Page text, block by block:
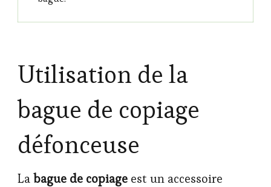
Utilisation de la
bague de copiage
défonceuse
Labague de copiage est un accessoire